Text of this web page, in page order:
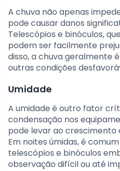
A chuva não apenas
pode causar danos
Telescópios e binóculos,
podem ser facilmente
disso, a chuva geralmente
outras condições
Umidade
A umidade é outro fator
condensação nos
pode levar ao crescimento
Em noites úmidas, é
telescópios e binóculos
observação difícil ou até